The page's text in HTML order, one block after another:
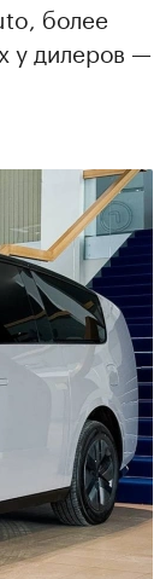
более
у дилеров —